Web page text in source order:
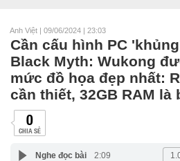
Anh Việt | 09/06/2024 | 23:03
Cần cấu hình PC
Black Myth: Wukong
mức đồ họa đẹp nhất:
cần thiết, 32GB RAM là
0
CHIA SẺ
Nghe đọc bài 2:09